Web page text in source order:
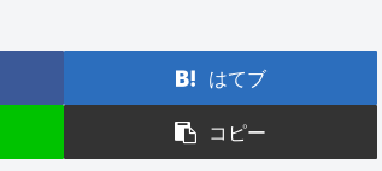
はてブ
コピー